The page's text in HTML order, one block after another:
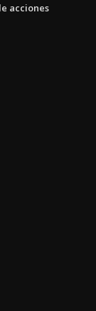
acciones